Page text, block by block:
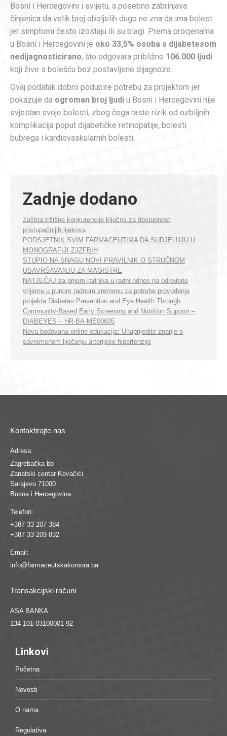
Bosni i Hercegovini i svijetu, a posebno zabrinjava
činjenica da velik broj oboljelih dugo ne zna da ima bolest
jer simptomi često izostaju ili su blagi. Prema procjenama
u Bosni i Hercegovini je oko 33,5% osoba s dijabetesom
nedijagnosticirano, što odgovara približno 106.000 ljudi
koji žive s bolešću bez postavljene dijagnoze.
Ovaj podatak dobro podupire potrebu za projektom jer
pokazuje da ogroman broj ljudi u Bosni i Hercegovini nije
svjestan svoje bolesti, zbog čega raste rizik od ozbiljnih
komplikacija poput dijabetičke retinopatije, bolesti
bubrega i kardiovaskularnih bolesti.
Zadnje dodano
Zaštita tržišne konkurencije ključna za dostupnost
pristupačnijih lijekova
PODSJETNIK SVIM FARMACEUTIMA DA SUDJELUJU U
MONOGRAFIJI ZJZFBIH
STUPIO NA SNAGU NOVI PRAVILNIK O STRUČNOM
USAVRŠAVANJU ZA MAGISTRE
NATJEČAJ za prijem radnika u radni odnos na određeno
vrijeme u punom radnom vremenu za potrebe provođenja
projekta Diabetes Prevention and Eye Health Through
Community-Based Early Screening and Nutrition Support –
DIABEYES – HR-BA-ME00605
Nova bodovana online edukacija: Unaprijedite znanje o
savremenom liječenju arterijske hipertenzije
Kontaktirajte nas
Adresa:
Zagrebačka bb
Zanatski centar Kovačići
Sarajevo 71000
Bosna i Hercegovina
Telefon:
+387 33 207 384
+387 33 209 832
Email:
info@farmaceutskakomora.ba
Transakcijski računi
ASA BANKA
134-101-03100001-92
Linkovi
Početna
Novosti
O nama
Regulativa